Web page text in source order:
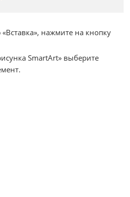
нажмите на кнопку
SmartArt» выберите